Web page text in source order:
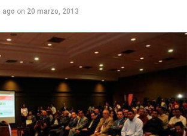
ago on 20 marzo, 2013